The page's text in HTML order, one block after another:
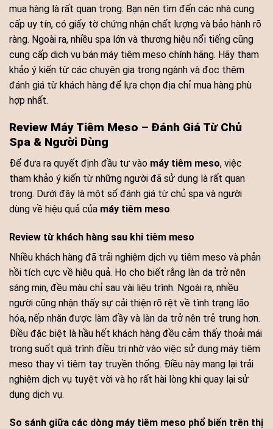
mua hàng là rất quan trọng. Bạn nên tìm đến các nhà cung
cấp uy tín, có giấy tờ chứng nhận chất lượng và bảo hành rõ
ràng. Ngoài ra, nhiều spa lớn và thương hiệu nổi tiếng cũng
cung cấp dịch vụ bán máy tiêm meso chính hãng. Hãy tham
khảo ý kiến từ các chuyên gia trong ngành và đọc thêm
đánh giá từ khách hàng để lựa chọn địa chỉ mua hàng phù
hợp nhất.
Review Máy Tiêm Meso – Đánh Giá Từ Chủ
Spa & Người Dùng
Để đưa ra quyết định đầu tư vào máy tiêm meso, việc
tham khảo ý kiến từ những người đã sử dụng là rất quan
trọng. Dưới đây là một số đánh giá từ chủ spa và người
dùng về hiệu quả của máy tiêm meso.
Review từ khách hàng sau khi tiêm meso
Nhiều khách hàng đã trải nghiệm dịch vụ tiêm meso và phản
hồi tích cực về hiệu quả. Họ cho biết rằng làn da trở nên
sáng mịn, đều màu chỉ sau vài liệu trình. Ngoài ra, nhiều
người cũng nhận thấy sự cải thiện rõ rệt về tình trạng lão
hóa, nếp nhăn được làm đầy và làn da trở nên trẻ trung hơn.
Điều đặc biệt là hầu hết khách hàng đều cảm thấy thoải mái
trong suốt quá trình điều trị nhờ vào việc sử dụng máy tiêm
meso thay vì tiêm tay truyền thống. Điều này mang lại trải
nghiệm dịch vụ tuyệt vời và họ rất hài lòng khi quay lại sử
dụng dịch vụ.
So sánh giữa các dòng máy tiêm meso phổ biến trên thị